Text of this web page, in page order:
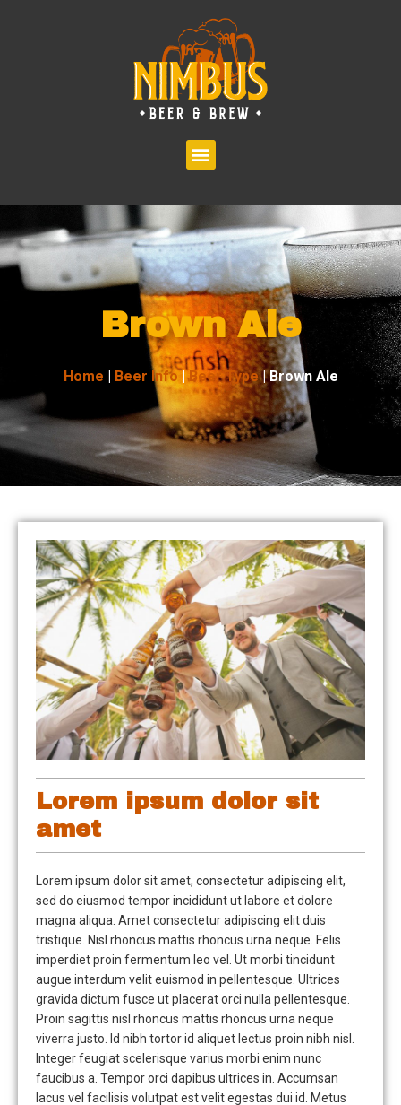
Brown Ale
Home | Beer Info|Beer Type|Brown Ale
Lorem ipsum dolor sit
amet
Lorem ipsum dolor sit amet, consectetur adipiscing elit,
sed do eiusmod tempor incididunt ut labore et dolore
magna aliqua. Amet consectetur adipiscing elit duis
tristique. Nisl rhoncus mattis rhoncus urna neque. Felis
imperdiet proin fermentum leo vel. Ut morbi tincidunt
augue interdum velit euismod in pellentesque. Ultrices
gravida dictum fusce ut placerat orci nulla pellentesque.
Proin sagittis nisl rhoncus mattis rhoncus urna neque
viverra justo. Id nibh tortor id aliquet lectus proin nibh nisl.
Integer feugiat scelerisque varius morbi enim nunc
faucibus a. Tempor orci dapibus ultrices in. Accumsan
lacus vel facilisis volutpat est velit egestas dui id. Metus